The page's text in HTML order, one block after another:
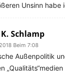
Unsinn habe
Schlamp
Beim 7:08
Außenpolitik